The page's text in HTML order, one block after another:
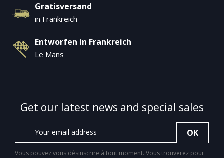
Gratisversand
in Frankreich
Entworfen in Frankreich
Le Mans
Get our latest news and special sales
Vous pouvez vous désinscrire à tout moment. Vous trouverez pour